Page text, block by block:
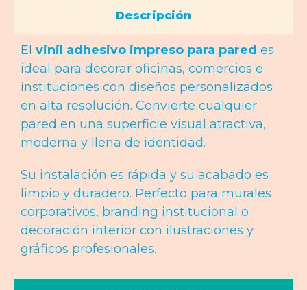
Descripción
El vinil adhesivo impreso para pared es
ideal para decorar oficinas, comercios e
instituciones con diseños personalizados
en alta resolución. Convierte cualquier
pared en una superficie visual atractiva,
moderna y llena de identidad.
Su instalación es rápida y su acabado es
limpio y duradero. Perfecto para murales
corporativos, branding institucional o
decoración interior con ilustraciones y
gráficos profesionales.